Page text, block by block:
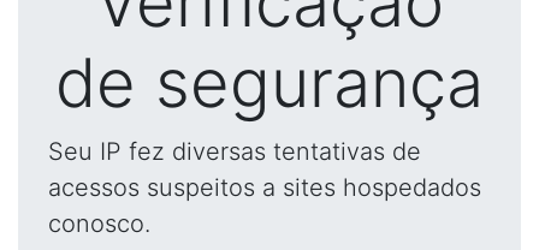
de segurança
Seu IP fez diversas tentativas de
acessos suspeitos a sites hospedados
conosco.